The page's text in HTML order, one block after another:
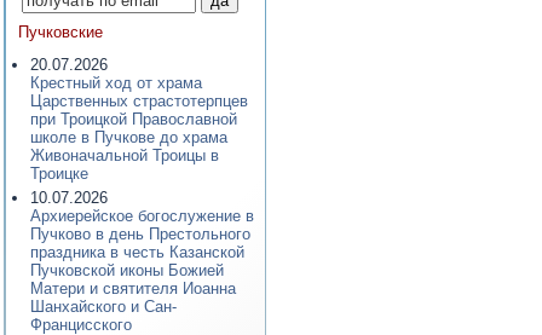
Пучковские
20.07.2026
Крестный ход от храма
Царственных страстотерпцев
при Троицкой Православной
школе в Пучкове до храма
Живоначальной Троицы в
Троицке
10.07.2026
Архиерейское богослужение в
Пучково в день Престольного
праздника в честь Казанской
Пучковской иконы Божией
Матери и святителя Иоанна
Шанхайского и Сан-
Францисского